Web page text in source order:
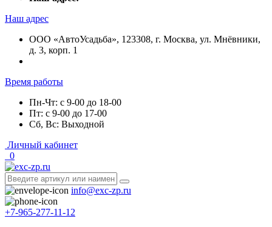
Наш адрес
ООО «АвтоУсадьба», 123308, г. Москва, ул. Мнёвники,
д. 3, корп. 1
Время работы
Пн-Чт: с 9-00 до 18-00
Пт: с 9-00 до 17-00
Сб, Вс: Выходной
Личный кабинет
0
info@exc-zp.ru
+7-965-277-11-12